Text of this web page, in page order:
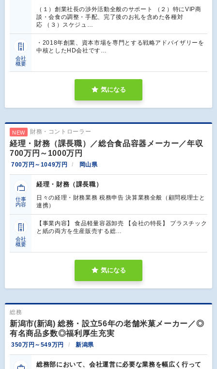
（１）創業社長の渉外活動全般のサポート （２）特にVIP商
談・会食の調整・手配、完了後のお礼を含めた各種対
応 （３）スケジュ…
会社
概要
・2018年創業、資本市場を専門とする戦略アドバイザリーを
中核としたHD会社です…
気になる
NEW 財務・コントローラー
経理・財務（課長職）／総合食品容器メーカー／年収
700万円～1000万円
700万円～1049万円 岡山県
仕事
内容
経理・財務（課長職）
日々の経理・財務業務 税務申告 決算業務全般（顧問税理士と
連携）
会社
概要
【事業内容】 食品軽量容器卸売 【会社の特長】 プラスチック
と紙の両方を生産販売する総…
気になる
総務
新潟市(新潟) 総務・設立56年の老舗米菓メーカー／◎
有名商品多数◎福利厚生充実
350万円～549万円 新潟県
総務部において、会社運営に必要な業務を幅広く行って